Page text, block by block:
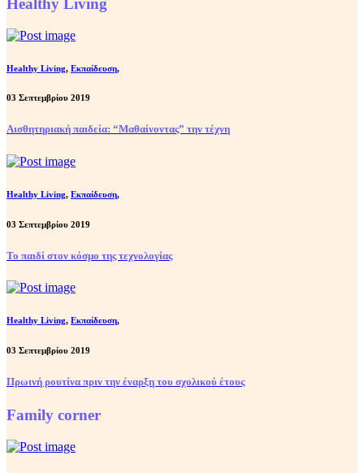
Healthy Living
Healthy Living, Εκπαίδευση,
03 Σεπτεμβρίου 2019
Αισθητηριακή παιδεία: “Μαθαίνοντας” την τέχνη
Healthy Living, Εκπαίδευση,
03 Σεπτεμβρίου 2019
Το παιδί στον κόσμο της τεχνολογίας
Healthy Living, Εκπαίδευση,
03 Σεπτεμβρίου 2019
Πρωινή ρουτίνα πριν την έναρξη του σχολικού έτους
Family corner